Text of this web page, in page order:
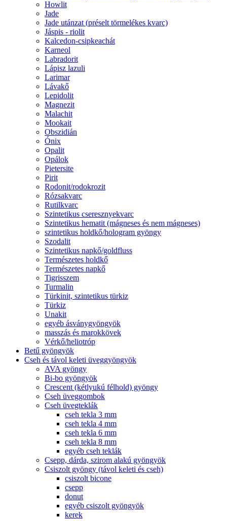
Howlit
Jade
Jade utánzat (préselt törmelékes kvarc)
Jáspis - riolit
Kalcedon-csipkeachát
Karneol
Labradorit
Lápisz lazuli
Larimar
Lávakő
Lepidolit
Magnezit
Malachit
Mookait
Obszidián
Ónix
Opalit
Opálok
Pietersite
Pirit
Rodonit/rodokrozit
Rózsakvarc
Rutilkvarc
Szintetikus cseresznyekvarc
Szintetikus hematit (mágneses és nem mágneses)
szintetikus holdkő/hologram gyöngy
Szodalit
Szintetikus napkő/goldfluss
Természetes holdkő
Természetes napkő
Tigrisszem
Turmalin
Türkinit, szintetikus türkiz
Türkiz
Unakit
egyéb ásványgyöngyök
masszás és marokkövek
Vérkő/heliotróp
Betű gyöngyök
Cseh és távol keleti üveggyöngyök
AVA gyöngy
Bi-bo gyöngyök
Crescent (kétlyukú félhold) gyöngy
Cseh üveggombok
Cseh üvegteklák
cseh tekla 3 mm
cseh tekla 4 mm
cseh tekla 6 mm
cseh tekla 8 mm
egyéb cseh teklák
Csepp, dárda, szirom alakú gyöngyök
Csiszolt gyöngy (távol keleti és cseh)
csiszolt bicone
csepp
donut
egyéb csiszolt gyöngyök
kerek